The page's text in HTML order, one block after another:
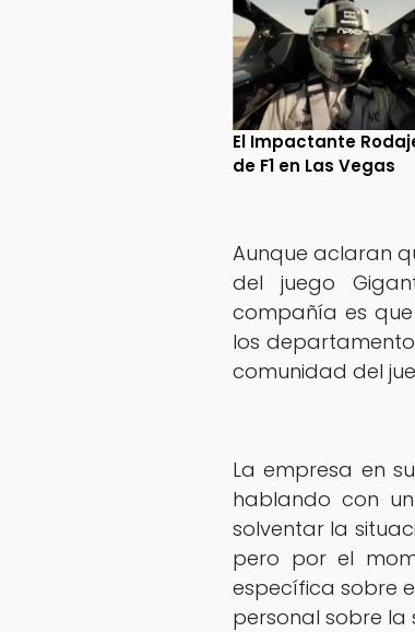
El Impactante
de F1 en Las Vegas
Aunque aclaran
del juego
compañía es
los
comunidad del
La empresa en
hablando con
solventar la
pero por el
específica sobre
personal sobre la